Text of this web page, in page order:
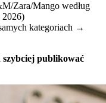
Zara/Mango według
2026)
kategoriach →
szybciej publikować